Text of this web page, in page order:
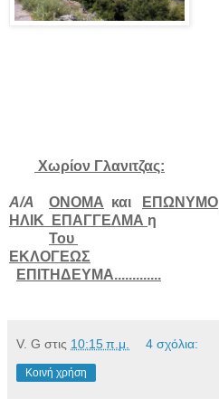
Χωρίον Γλανιτζας:
Α/Α ΟΝΟΜΑ και ΕΠΩΝΥΜΟ
ΗΛΙΚ
ΕΠΑΓΓΕΛΜΑ η
Του
ΕΚΛΟΓΕΩΣ
ΕΠΙΤΗΔΕΥΜΑ.............
V. G στις 10:15 π.μ. 4 σχόλια:
Κοινή χρήση